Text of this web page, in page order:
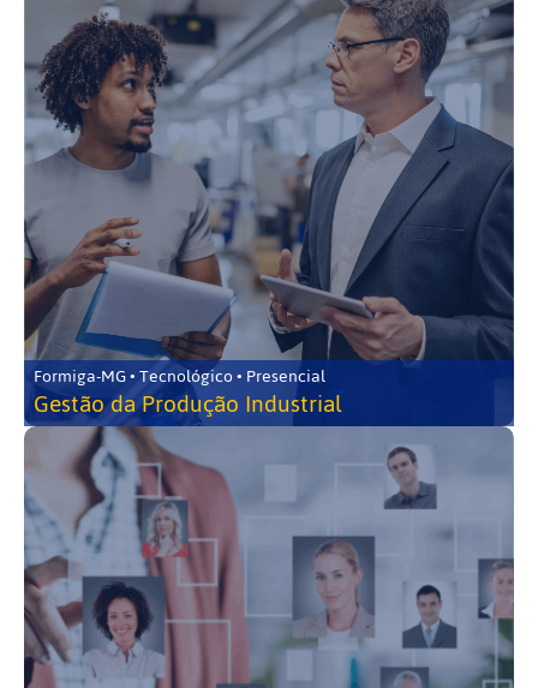
Formiga-MG • Tecnológico • Presencial
Gestão da Produção Industrial